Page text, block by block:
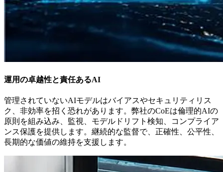
運用の卓越性と責任あるAI
管理されていないAIモデルはバイアスやセキュリティリス
ク、非効率を招く恐れがあります。弊社のCoEは倫理的AIの
原則を組み込み、監視、モデルドリフト検知、コンプライア
ンス保護を提供します。継続的な監督で、正確性、公平性、
長期的な価値の維持を支援します。